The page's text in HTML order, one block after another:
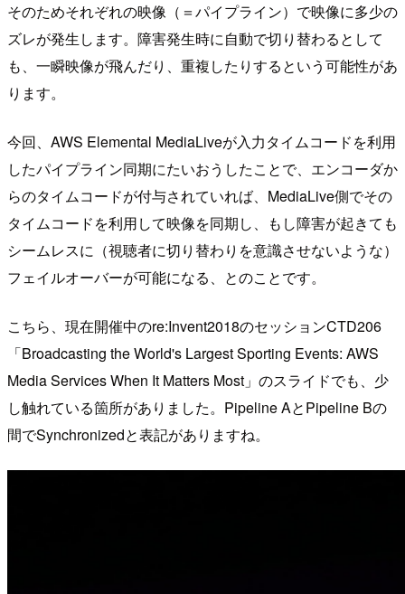
そのためそれぞれの映像（＝パイプライン）で映像に多少の
ズレが発生します。障害発生時に自動で切り替わるとして
も、一瞬映像が飛んだり、重複したりするという可能性があ
ります。
今回、AWS Elemental MediaLiveが入力タイムコードを利用
したパイプライン同期にたいおうしたことで、エンコーダか
らのタイムコードが付与されていれば、MediaLive側でその
タイムコードを利用して映像を同期し、もし障害が起きても
シームレスに（視聴者に切り替わりを意識させないような）
フェイルオーバーが可能になる、とのことです。
こちら、現在開催中のre:Invent2018のセッションCTD206
「Broadcasting the World's Largest Sporting Events: AWS
Media Services When It Matters Most」のスライドでも、少
し触れている箇所がありました。Pipeline AとPipeline Bの
間でSynchronizedと表記がありますね。